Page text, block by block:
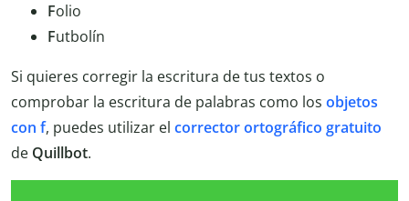
Folio
Futbolín
Si quieres corregir la escritura de tus textos o
comprobar la escritura de palabras como los objetos
con f, puedes utilizar el corrector ortográfico gratuito
de Quillbot.